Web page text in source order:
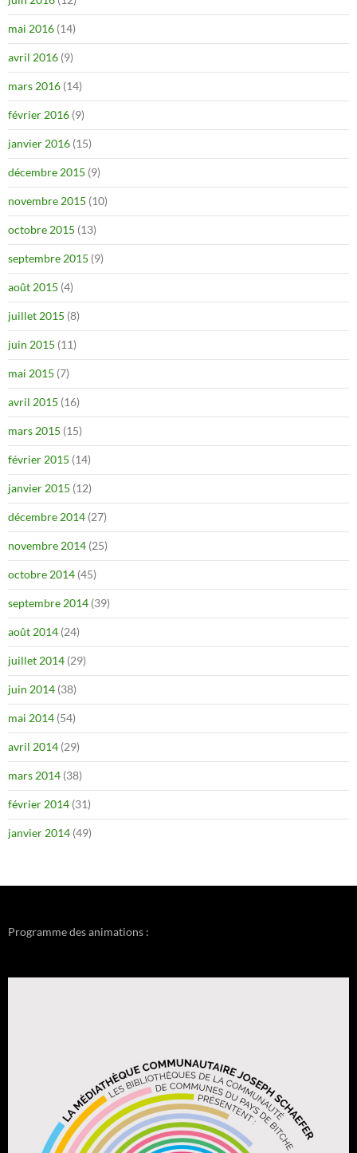
mai 2016 (14)
avril 2016 (9)
mars 2016 (14)
février 2016 (9)
janvier 2016 (15)
décembre 2015 (9)
novembre 2015 (10)
octobre 2015 (13)
septembre 2015 (9)
août 2015 (4)
juillet 2015 (8)
juin 2015 (11)
mai 2015 (7)
avril 2015 (16)
mars 2015 (15)
février 2015 (14)
janvier 2015 (12)
décembre 2014 (27)
novembre 2014 (25)
octobre 2014 (45)
septembre 2014 (39)
août 2014 (24)
juillet 2014 (29)
juin 2014 (38)
mai 2014 (54)
avril 2014 (29)
mars 2014 (38)
février 2014 (31)
janvier 2014 (49)
Programme des animations :